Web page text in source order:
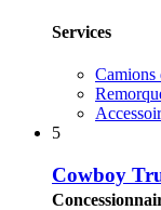
Services
Camions
5
Cowboy